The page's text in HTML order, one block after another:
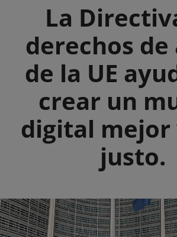
La
derechos
de la UE
crear un
digital mejor
justo.